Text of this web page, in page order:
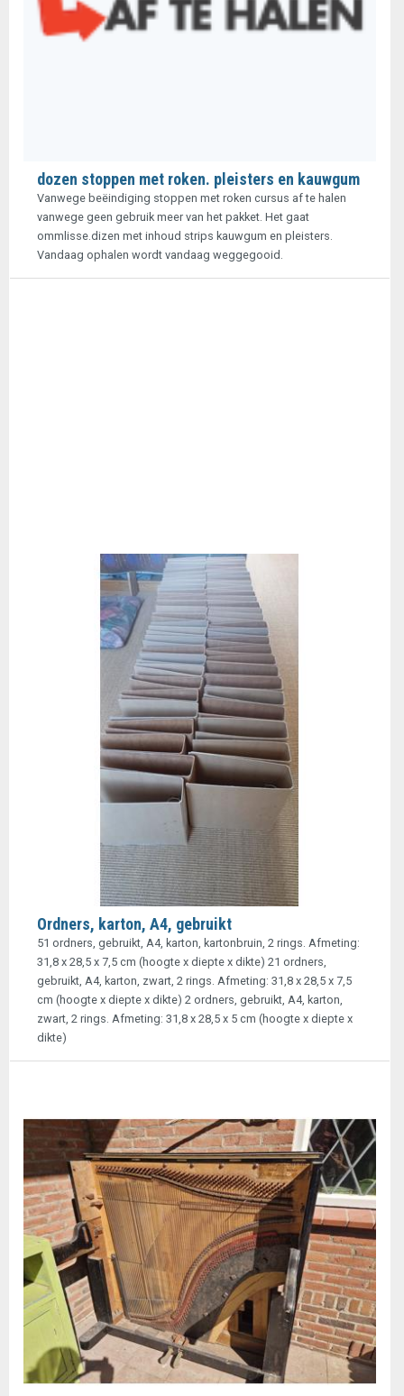
dozen stoppen met roken. pleisters en kauwgum
Vanwege beëindiging stoppen met roken cursus af te halen
vanwege geen gebruik meer van het pakket. Het gaat
ommlisse.dizen met inhoud strips kauwgum en pleisters.
Vandaag ophalen wordt vandaag weggegooid.
Ordners, karton, A4, gebruikt
51 ordners, gebruikt, A4, karton, kartonbruin, 2 rings. Afmeting:
31,8 x 28,5 x 7,5 cm (hoogte x diepte x dikte) 21 ordners,
gebruikt, A4, karton, zwart, 2 rings. Afmeting: 31,8 x 28,5 x 7,5
cm (hoogte x diepte x dikte) 2 ordners, gebruikt, A4, karton,
zwart, 2 rings. Afmeting: 31,8 x 28,5 x 5 cm (hoogte x diepte x
dikte)